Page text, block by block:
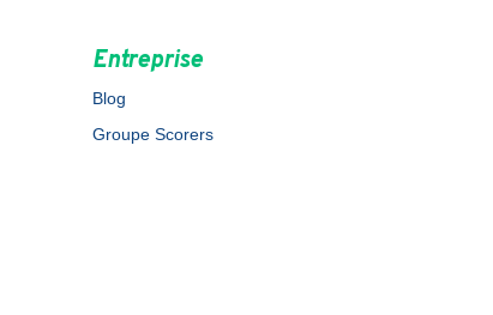
Entreprise
Blog
Groupe Scorers